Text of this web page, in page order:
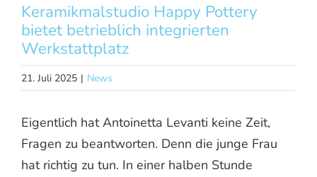
Keramikmalstudio Happy Pottery
bietet betrieblich integrierten
Werkstattplatz
21. Juli 2025 | News
Eigentlich hat Antoinetta Levanti keine Zeit,
Fragen zu beantworten. Denn die junge Frau
hat richtig zu tun. In einer halben Stunde